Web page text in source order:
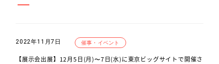
【展示会出展】12月5日(月)〜7日(水)に東京ビッグサイトで開催さ
2022年11月7日 催事・イベント